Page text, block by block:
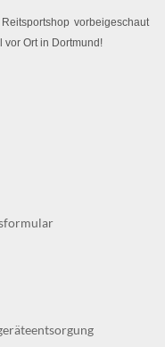
vorbeigeschaut
vor Ort in Dortmund!